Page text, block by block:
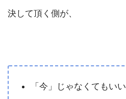
決して頂く側が、
「今」じゃなくてもいい